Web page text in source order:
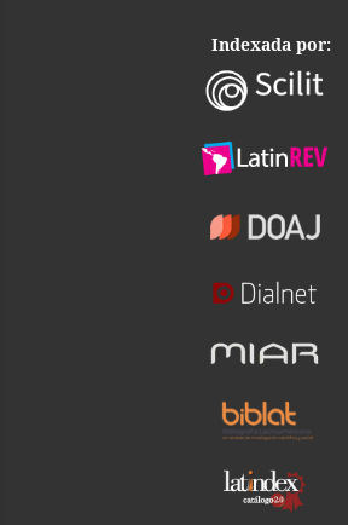
Indexada por: